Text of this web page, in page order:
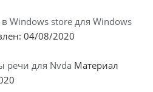
Windows store для Windows
04/08/2020
речи для Nvda Материал